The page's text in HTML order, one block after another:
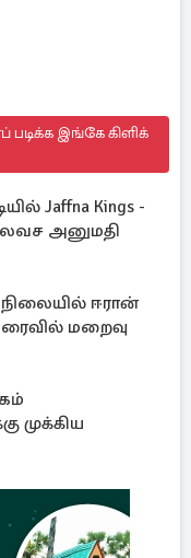
இங்கே கிளிக்
Jaffna Kings -
அனுமதி
ஈரான்
மறைவு
முக்கிய